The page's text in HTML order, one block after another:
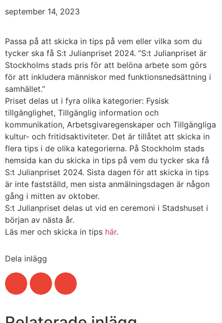
september 14, 2023
Passa på att skicka in tips på vem eller vilka som du
tycker ska få S:t Julianpriset 2024. ”S:t Julianpriset är
Stockholms stads pris för att belöna arbete som görs
för att inkludera människor med funktionsnedsättning i
samhället.”
Priset delas ut i fyra olika kategorier: Fysisk
tillgänglighet, Tillgänglig information och
kommunikation, Arbetsgivaregenskaper och Tillgängliga
kultur- och fritidsaktiviteter. Det är tillåtet att skicka in
flera tips i de olika kategorierna. På Stockholm stads
hemsida kan du skicka in tips på vem du tycker ska få
S:t Julianpriset 2024. Sista dagen för att skicka in tips
är inte fastställd, men sista anmälningsdagen är någon
gång i mitten av oktober.
S:t Julianpriset delas ut vid en ceremoni i Stadshuset i
början av nästa år.
Läs mer och skicka in tips här.
Dela inlägg